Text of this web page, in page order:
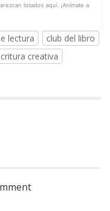
listados aquí. ¡Anímate a
lectura
club del libro
creativa